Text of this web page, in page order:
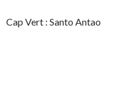
Cap Vert : Santo Antao